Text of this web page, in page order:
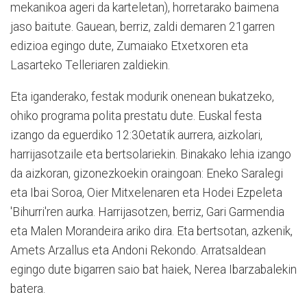
mekanikoa ageri da karteletan), horretarako baimena
jaso baitute. Gauean, berriz, zaldi demaren 21garren
edizioa egingo dute, Zumaiako Etxetxoren eta
Lasarteko Telleriaren zaldiekin.
Eta iganderako, festak modurik onenean bukatzeko,
ohiko programa polita prestatu dute. Euskal festa
izango da eguerdiko 12:30etatik aurrera, aizkolari,
harrijasotzaile eta bertsolariekin. Binakako lehia izango
da aizkoran, gizonezkoekin oraingoan: Eneko Saralegi
eta Ibai Soroa, Oier Mitxelenaren eta Hodei Ezpeleta
'Bihurri'ren aurka. Harrijasotzen, berriz, Gari Garmendia
eta Malen Morandeira ariko dira. Eta bertsotan, azkenik,
Amets Arzallus eta Andoni Rekondo. Arratsaldean
egingo dute bigarren saio bat haiek, Nerea Ibarzabalekin
batera.